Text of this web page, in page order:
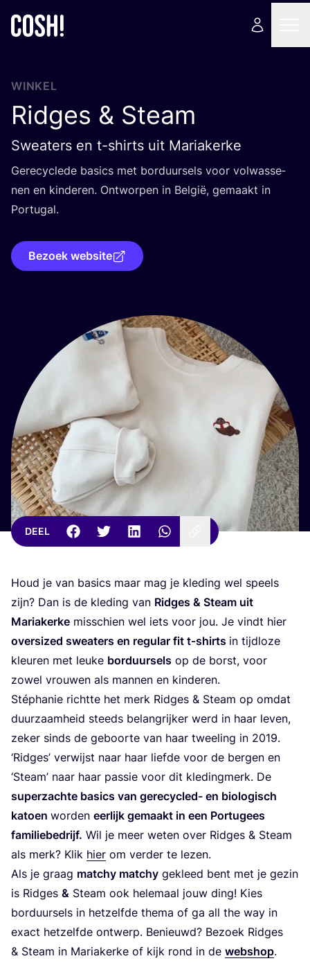
WINKEL
Ridges & Steam
Sweaters en t-shirts uit Mariakerke
Gere­cy­cle­de basics met bor­duur­sels voor vol­was­se­
nen en kin­de­ren. Ont­wor­pen in Bel­gië, gemaakt in
Portugal.
Bezoek website
DEEL
Houd je van basics maar mag je kle­ding wel speels
zijn? Dan is de kle­ding van Rid­ges & Steam uit
Mari­a­ker­ke mis­schien wel iets voor jou. Je vindt hier
over­si­zed swea­ters en regu­lar fit t‑shirts in tijd­lo­ze
kleu­ren met leu­ke bor­duur­sels op de borst, voor
zowel vrou­wen als man­nen en kinderen.
Stép­ha­nie richt­te het merk Rid­ges & Steam op omdat
duur­zaam­heid steeds belang­rij­ker werd in haar leven,
zeker sinds de geboor­te van haar twee­ling in 2019.
‘Rid­ges’ ver­wijst naar haar lief­de voor de ber­gen en
‘Steam’ naar haar pas­sie voor dit kle­ding­merk. De
super­zach­te basics van gere­cy­cled- en bio­lo­gisch
katoen wor­den eer­lijk gemaakt in een Por­tu­gees
fami­lie­be­drijf. Wil je meer weten over Rid­ges & Steam
als merk? Klik hier om ver­der te lezen.
Als je graag matchy matchy gekleed bent met je gezin
is Rid­ges & Steam ook hele­maal jouw ding! Kies
bor­duur­sels in het­zelf­de the­ma of ga all the way in
exact het­zelf­de ont­werp. Benieuwd? Bezoek Rid­ges
& Steam in Mari­a­ker­ke of kijk rond in de web­shop.